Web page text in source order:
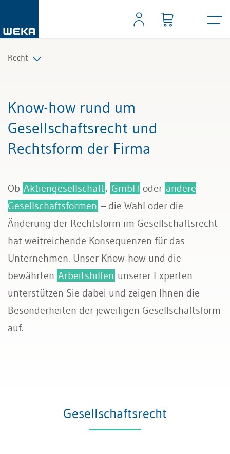
Recht
Auftrag und Werkvertrag
Gesellschaftsrecht
Kauf und Verkauf
Wettbewerb und Handel
Transport und Verkehr
Allgemeines Privatrecht
Know-how rund um
Gesellschaftsrecht und
Rechtsform der Firma
Ob Aktiengesellschaft, GmbH oder andere
Gesellschaftsformen – die Wahl oder die
Änderung der Rechtsform im Gesellschaftsrecht
hat weitreichende Konsequenzen für das
Unternehmen. Unser Know-how und die
bewährten Arbeitshilfen unserer Experten
unterstützen Sie dabei und zeigen Ihnen die
Besonderheiten der jeweiligen Gesellschaftsform
auf.
Gesellschaftsrecht